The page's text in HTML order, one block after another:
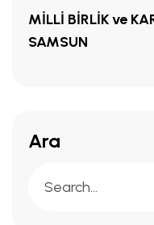
MİLLİ BİRLİK ve
SAMSUN
Ara